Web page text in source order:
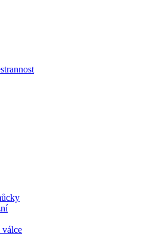
válce